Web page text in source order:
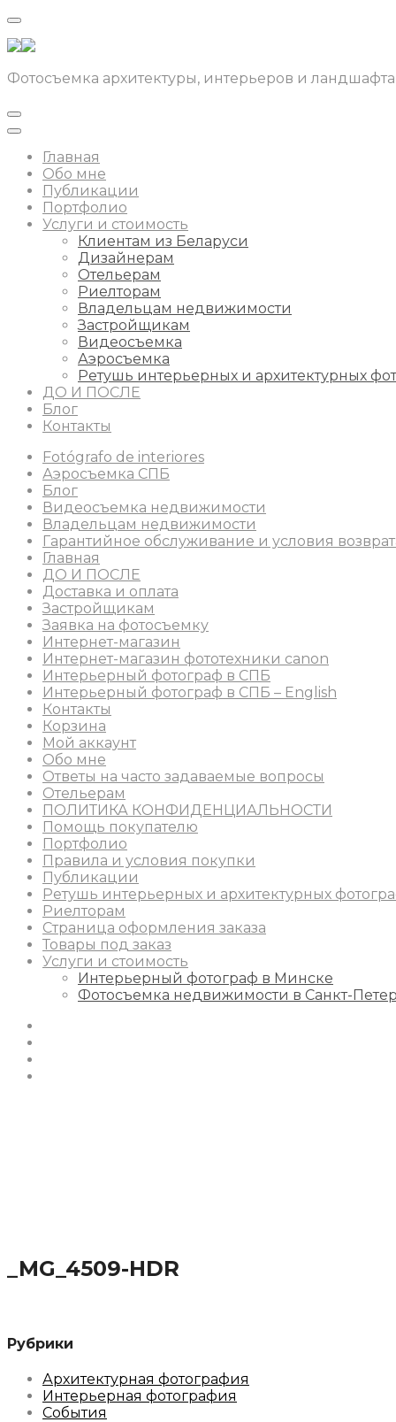
Фотосъемка архитектуры, интерьеров и ландшафта
Главная
Обо мне
Публикации
Портфолио
Услуги и стоимость
Клиентам из Беларуси
Дизайнерам
Отельерам
Риелторам
Владельцам недвижимости
Застройщикам
Видеосъемка
Аэросъемка
Ретушь интерьерных и архитектурных
ДО И ПОСЛЕ
Блог
Контакты
Fotógrafo de interiores
Аэросъемка СПБ
Блог
Видеосъемка недвижимости
Владельцам недвижимости
Гарантийное обслуживание и условия
Главная
ДО И ПОСЛЕ
Доставка и оплата
Застройщикам
Заявка на фотосъемку
Интернет-магазин
Интернет-магазин фототехники canon
Интерьерный фотограф в СПБ
Интерьерный фотограф в СПБ – English
Контакты
Корзина
Мой аккаунт
Обо мне
Ответы на часто задаваемые вопросы
Отельерам
ПОЛИТИКА КОНФИДЕНЦИАЛЬНОСТИ
Помощь покупателю
Портфолио
Правила и условия покупки
Публикации
Ретушь интерьерных и архитектурных
Риелторам
Страница оформления заказа
Товары под заказ
Услуги и стоимость
Интерьерный фотограф в Минске
Фотосъемка недвижимости в Санкт-
_MG_4509-HDR
Рубрики
Архитектурная фотография
Интерьерная фотография
События